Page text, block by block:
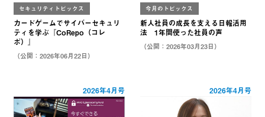
セキュリティトピックス
カードゲームでサイバーセキュリ
ティを学ぶ『CoRepo（コレ
ポ）』
（公開：2026年06月22日）
今月のトピックス
新人社員の成長を支える日報活用
法 1年間使った社員の声
（公開：2026年03月23日）
2026年4月号 2026年4月号